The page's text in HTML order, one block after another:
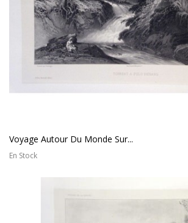
Voyage Autour Du Monde Sur...
En Stock